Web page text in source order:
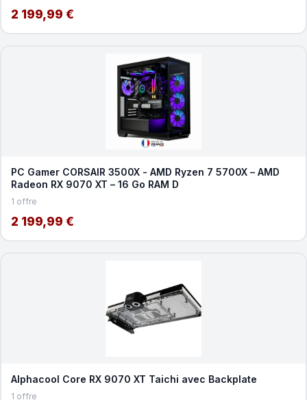
2 199,99 €
PC Gamer CORSAIR 3500X - AMD Ryzen 7 5700X – AMD
Radeon RX 9070 XT – 16 Go RAM D
1 offre
2 199,99 €
Alphacool Core RX 9070 XT Taichi avec Backplate
1 offre